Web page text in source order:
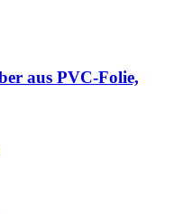
aus PVC-Folie,